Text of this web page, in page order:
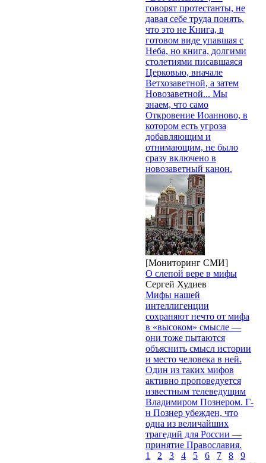
говорят протестанты, не
давая себе труда понять,
что это не Книга, в
готовом виде упавшая с
Неба, но книга, долгими
столетиями писавшаяся
Церковью, вначале
Ветхозаветной, а затем
Новозаветной... Мы
знаем, что само
Откровение Иоанново, в
котором есть угроза
добавляющим и
отнимающим, не было
сразу включено в
новозаветный канон.
[Мониторинг СМИ]
О слепой вере в мифы
Сергей Худиев
Мифы нашей
интеллигенции
сохраняют нечто от мифа
в «высоком» смысле —
они тоже пытаются
объяснить смысл истории
и место человека в ней.
Один из таких мифов
активно проповедуется
известным телеведущим
Владимиром Познером. Г-
н Познер убежден, что
одна из величайших
трагедий для России —
принятие Православия.
1
2 3 4 5 6 7 8
9